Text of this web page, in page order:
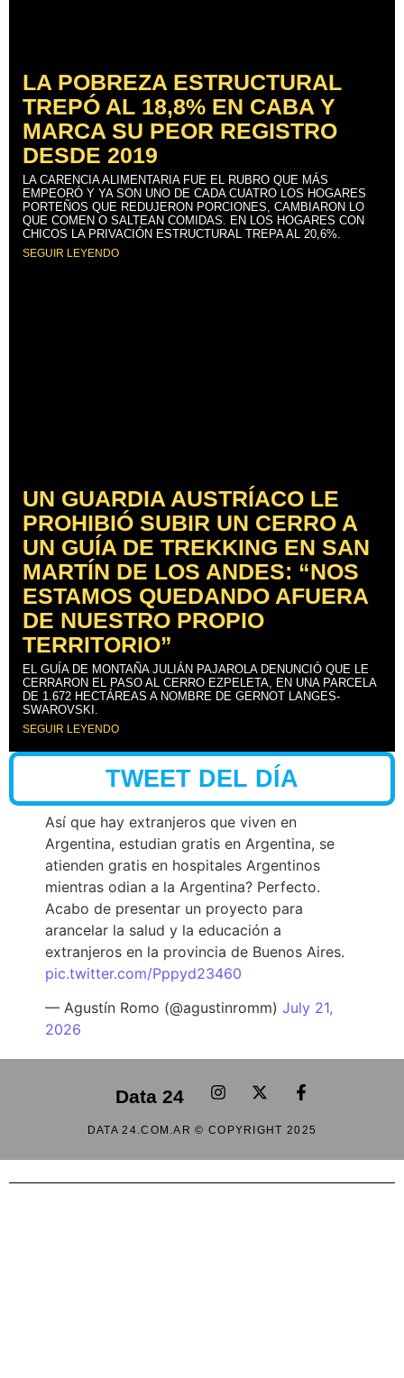
LA POBREZA ESTRUCTURAL
TREPÓ AL 18,8% EN CABA Y
MARCA SU PEOR REGISTRO
DESDE 2019
LA CARENCIA ALIMENTARIA FUE EL RUBRO QUE MÁS
EMPEORÓ Y YA SON UNO DE CADA CUATRO LOS HOGARES
PORTEÑOS QUE REDUJERON PORCIONES, CAMBIARON LO
QUE COMEN O SALTEAN COMIDAS. EN LOS HOGARES CON
CHICOS LA PRIVACIÓN ESTRUCTURAL TREPA AL 20,6%.
SEGUIR LEYENDO
UN GUARDIA AUSTRÍACO LE
PROHIBIÓ SUBIR UN CERRO A
UN GUÍA DE TREKKING EN SAN
MARTÍN DE LOS ANDES: “NOS
ESTAMOS QUEDANDO AFUERA
DE NUESTRO PROPIO
TERRITORIO”
EL GUÍA DE MONTAÑA JULIÁN PAJAROLA DENUNCIÓ QUE LE
CERRARON EL PASO AL CERRO EZPELETA, EN UNA PARCELA
DE 1.672 HECTÁREAS A NOMBRE DE GERNOT LANGES-
SWAROVSKI.
SEGUIR LEYENDO
TWEET DEL DÍA
Así que hay extranjeros que viven en
Argentina, estudian gratis en Argentina, se
atienden gratis en hospitales Argentinos
mientras odian a la Argentina? Perfecto.
Acabo de presentar un proyecto para
arancelar la salud y la educación a
extranjeros en la provincia de Buenos Aires.
pic.twitter.com/Pppyd23460
— Agustín Romo (@agustinromm) July 21,
2026
Data 24
DATA 24.COM.AR © COPYRIGHT 2025